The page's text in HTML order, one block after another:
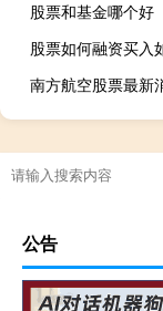
股票和基金哪个好
股票如何融资买入
南方航空股票最新
公告